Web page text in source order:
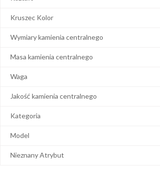
Kruszec Kolor
Wymiary kamienia centralnego
Masa kamienia centralnego
Waga
Jakość kamienia centralnego
Kategoria
Model
Nieznany Atrybut